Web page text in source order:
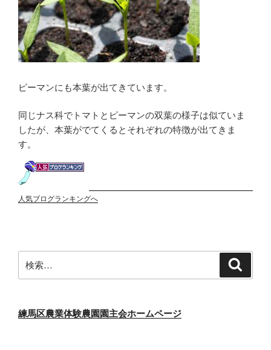
ピーマンにも本葉が出てきています。
同じナス科でトマトとピーマンの双葉の様子は似ていま
したが、本葉がでてくるとそれぞれの特徴が出てきま
す。
人気ブログランキングへ
索:
練馬区農業体験農園園主会ホームページ